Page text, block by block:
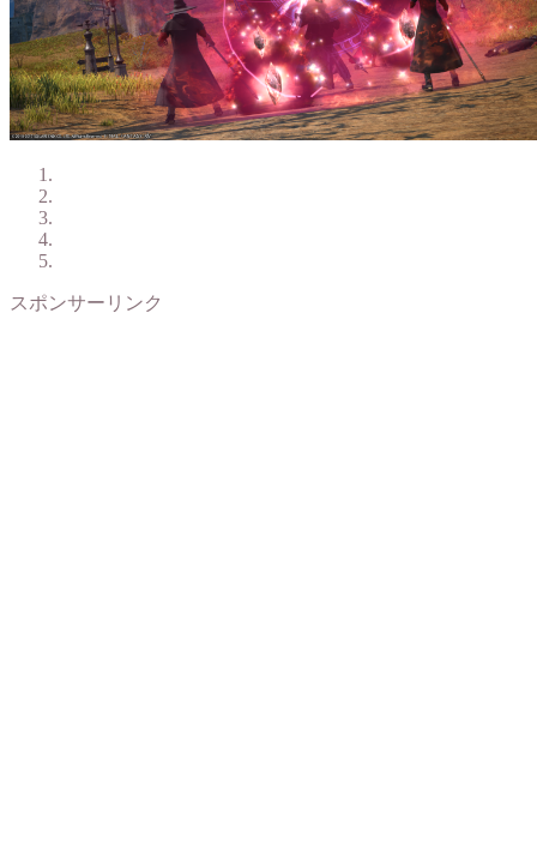
スポンサーリンク